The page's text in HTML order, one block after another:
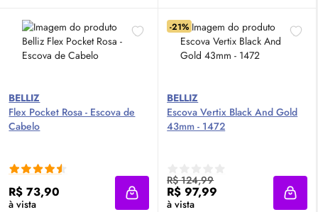
BELLIZ
Flex Pocket Rosa - Escova de
Cabelo
R$ 73,90
à vista Adicionar à sacola
-21%
BELLIZ
Escova Vertix Black And Gold
43mm - 1472
R$ 124,99
R$ 97,99
à vista